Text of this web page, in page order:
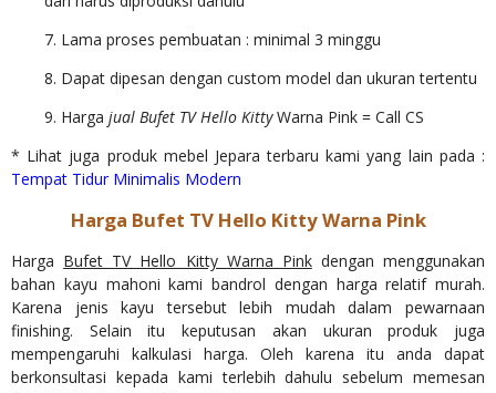
7. Lama proses pembuatan : minimal 3 minggu
8. Dapat dipesan dengan custom model dan ukuran tertentu
9. Harga jual Bufet TV Hello KittyWarna Pink = Call CS
* Lihat juga produk mebel Jepara terbaru kami yang lain pada :
Tempat Tidur Minimalis Modern
Harga Bufet TV Hello Kitty Warna Pink
Harga Bufet TV Hello Kitty Warna Pinkdengan menggunakan
bahan kayu mahoni kami bandrol dengan harga relatif murah.
Karena jenis kayu tersebut lebih mudah dalam pewarnaan
finishing. Selain itu keputusan akan ukuran produk juga
mempengaruhi kalkulasi harga. Oleh karena itu anda dapat
berkonsultasi kepada kami terlebih dahulu sebelum memesan